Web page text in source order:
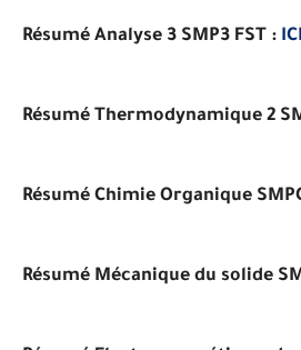
Résumé Analyse 3 SMP3 FST : ICI
Résumé Thermodynamique 2
Résumé Chimie Organique
Résumé Mécanique du solide